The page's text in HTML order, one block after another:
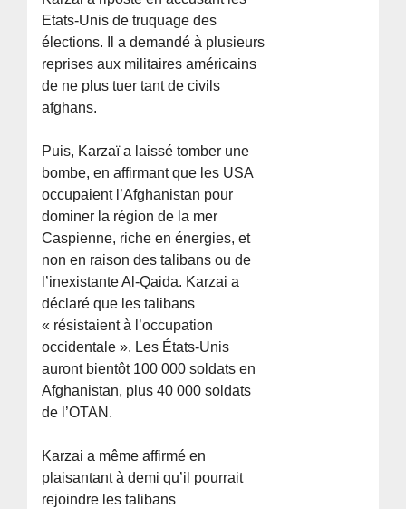
Etats-Unis de truquage des
élections. Il a demandé à plusieurs
reprises aux militaires américains
de ne plus tuer tant de civils
afghans.
Puis, Karzaï a laissé tomber une
bombe, en affirmant que les USA
occupaient l’Afghanistan pour
dominer la région de la mer
Caspienne, riche en énergies, et
non en raison des talibans ou de
l’inexistante Al-Qaida. Karzai a
déclaré que les talibans
« résistaient à l’occupation
occidentale ». Les États-Unis
auront bientôt 100 000 soldats en
Afghanistan, plus 40 000 soldats
de l’OTAN.
Karzai a même affirmé en
plaisantant à demi qu’il pourrait
rejoindre les talibans